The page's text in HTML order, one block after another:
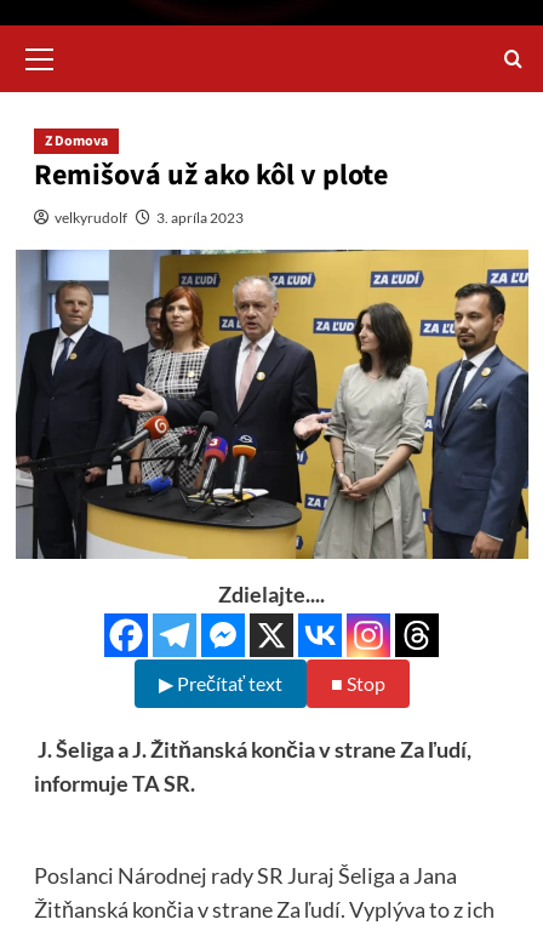
Menu
Z Domova
Remišová už ako kôl v plote
velkyrudolf 3. apríla 2023
Zdielajte....
▶ Prečítať text ■ Stop
J. Šeliga a J. Žitňanská končia v strane Za ľudí,
informuje TA SR.
Poslanci Národnej rady SR Juraj Šeliga a Jana
Žitňanská končia v strane Za ľudí. Vyplýva to z ich